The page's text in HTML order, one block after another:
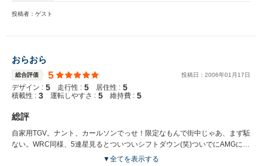
投稿者：ゲスト
おらおら
総合評価 5 投稿日： 2006年01 月 17日
デザイン : 5 走行性 : 5 居住性 : 5
積載性 : 3 運転しやすさ : 5 維持費 : 5
総評
自家用TGV。ナント、カールソンでっせ！限定なもんで街中じゃあ、まず駈
ない。WRC同様、5連星見るとついついシフトダウン(笑)ついでにAMGにも
ついてっちゃう。ECOってナニ?んッ?!
▼全てを表示する